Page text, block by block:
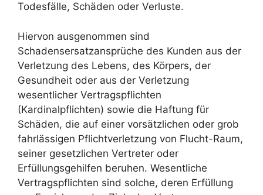
Todesfälle, Schäden oder Verluste.
Hiervon ausgenommen sind
Schadensersatzansprüche des Kunden aus der
Verletzung des Lebens, des Körpers, der
Gesundheit oder aus der Verletzung
wesentlicher Vertragspflichten
(Kardinalpflichten) sowie die Haftung für
Schäden, die auf einer vorsätzlichen oder grob
fahrlässigen Pflichtverletzung von Flucht-Raum,
seiner gesetzlichen Vertreter oder
Erfüllungsgehilfen beruhen. Wesentliche
Vertragspflichten sind solche, deren Erfüllung